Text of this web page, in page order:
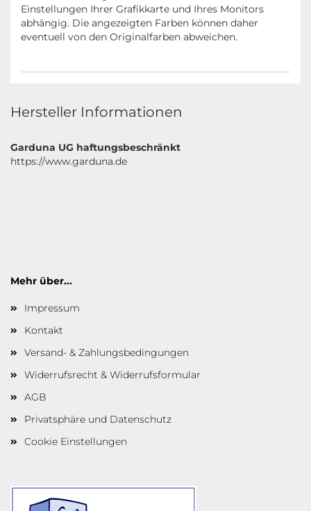
Einstellungen Ihrer Grafikkarte und Ihres Monitors
abhängig. Die angezeigten Farben können daher
eventuell von den Originalfarben abweichen.
Hersteller Informationen
Garduna UG haftungsbeschränkt
https://www.garduna.de
Mehr über...
Impressum
Kontakt
Versand- & Zahlungsbedingungen
Widerrufsrecht & Widerrufsformular
AGB
Privatsphäre und Datenschutz
Cookie Einstellungen